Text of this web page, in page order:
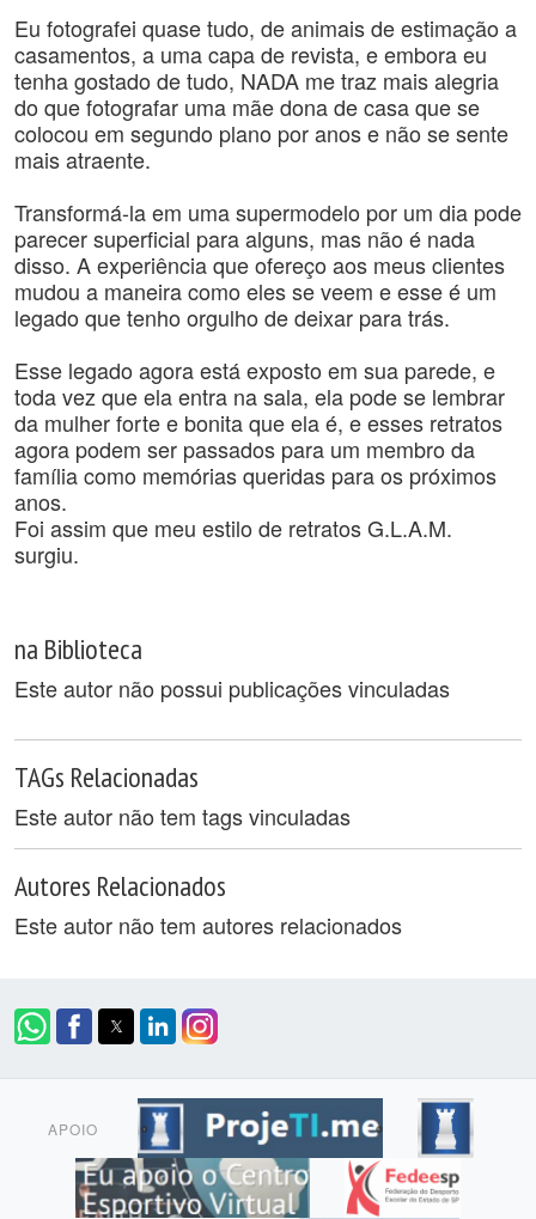
Eu fotografei quase tudo, de animais de estimação a
casamentos, a uma capa de revista, e embora eu
tenha gostado de tudo, NADA me traz mais alegria
do que fotografar uma mãe dona de casa que se
colocou em segundo plano por anos e não se sente
mais atraente.
Transformá-la em uma supermodelo por um dia pode
parecer superficial para alguns, mas não é nada
disso. A experiência que ofereço aos meus clientes
mudou a maneira como eles se veem e esse é um
legado que tenho orgulho de deixar para trás.
Esse legado agora está exposto em sua parede, e
toda vez que ela entra na sala, ela pode se lembrar
da mulher forte e bonita que ela é, e esses retratos
agora podem ser passados para um membro da
família como memórias queridas para os próximos
anos.
Foi assim que meu estilo de retratos G.L.A.M.
surgiu.
na Biblioteca
Este autor não possui publicações vinculadas
TAGs Relacionadas
Este autor não tem tags vinculadas
Autores Relacionados
Este autor não tem autores relacionados
APOIO